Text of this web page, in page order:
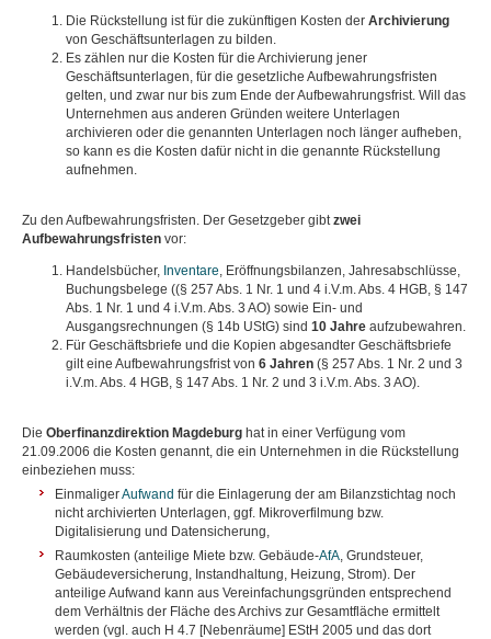
Die Rückstellung ist für die zukünftigen Kosten der Archivierung
von Geschäftsunterlagen zu bilden.
Es zählen nur die Kosten für die Archivierung jener
Geschäftsunterlagen, für die gesetzliche Aufbewahrungsfristen
gelten, und zwar nur bis zum Ende der Aufbewahrungsfrist. Will das
Unternehmen aus anderen Gründen weitere Unterlagen
archivieren oder die genannten Unterlagen noch länger aufheben,
so kann es die Kosten dafür nicht in die genannte Rückstellung
aufnehmen.
Zu den Aufbewahrungsfristen. Der Gesetzgeber gibtzwei
Aufbewahrungsfristen vor:
Handelsbücher, Inventare, Eröffnungsbilanzen, Jahresabschlüsse,
Buchungsbelege ((§ 257 Abs. 1 Nr. 1 und 4 i.V.m. Abs. 4 HGB, § 147
Abs. 1 Nr. 1 und 4 i.V.m. Abs. 3 AO) sowie Ein- und
Ausgangsrechnungen (§ 14b UStG) sind 10 Jahre aufzubewahren.
Für Geschäftsbriefe und die Kopien abgesandter Geschäftsbriefe
gilt eine Aufbewahrungsfrist von 6 Jahren (§ 257 Abs. 1 Nr. 2 und 3
i.V.m. Abs. 4 HGB, § 147 Abs. 1 Nr. 2 und 3 i.V.m. Abs. 3 AO).
Die Oberfinanzdirektion Magdeburg hat in einer Verfügung vom
21.09.2006 die Kosten genannt, die ein Unternehmen in die Rückstellung
einbeziehen muss:
EinmaligerAufwand für die Einlagerung der am Bilanzstichtag noch
nicht archivierten Unterlagen, ggf. Mikroverfilmung bzw.
Digitalisierung und Datensicherung,
Raumkosten (anteilige Miete bzw. Gebäude-AfA, Grundsteuer,
Gebäudeversicherung, Instandhaltung, Heizung, Strom). Der
anteilige Aufwand kann aus Vereinfachungsgründen entsprechend
dem Verhältnis der Fläche des Archivs zur Gesamtfläche ermittelt
werden (vgl. auch H 4.7 [Nebenräume] EStH 2005 und das dort